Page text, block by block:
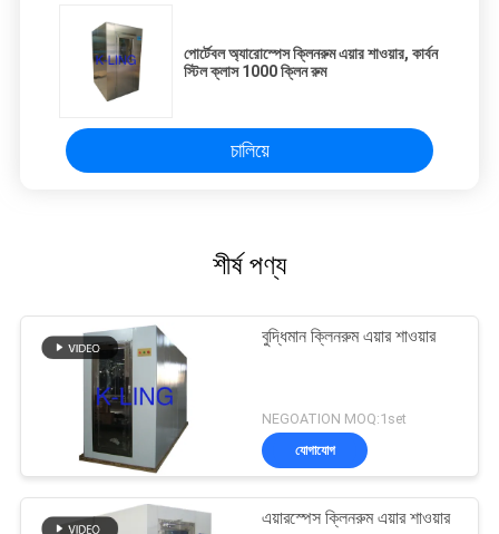
পোর্টেবল অ্যারোস্পেস ক্লিনরুম এয়ার শাওয়ার, কার্বন
স্টিল ক্লাস 1000 ক্লিন রুম
চালিয়ে
শীর্ষ পণ্য
বুদ্ধিমান ক্লিনরুম এয়ার শাওয়ার
NEGOATION MOQ:1set
যোগাযোগ
এয়ারস্পেস ক্লিনরুম এয়ার শাওয়ার